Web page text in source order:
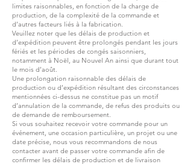
limites raisonnables, en fonction de la charge de
production, de la complexité de la commande et
d’autres facteurs liés à la fabrication.
Veuillez noter que les délais de production et
d’expédition peuvent être prolongés pendant les jours
fériés et les périodes de congés saisonniers,
notamment à Noël, au Nouvel An ainsi que durant tout
le mois d’août.
Une prolongation raisonnable des délais de
production ou d’expédition résultant des circonstances
mentionnées ci-dessus ne constitue pas un motif
d’annulation de la commande, de refus des produits ou
de demande de remboursement.
Si vous souhaitez recevoir votre commande pour un
événement, une occasion particulière, un projet ou une
date précise, nous vous recommandons de nous
contacter avant de passer votre commande afin de
confirmer les délais de production et de livraison